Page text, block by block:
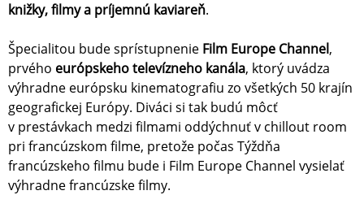
knižky, filmy a príjemnú kaviareň.
Špecialitou bude sprístupnenie Film Europe Channel,
prvého európskeho televízneho kanála, ktorý uvádza
výhradne európsku kinematografiu zo všetkých 50 krajín
geografickej Európy. Diváci si tak budú môcť
v prestávkach medzi filmami oddýchnuť v chillout room
pri francúzskom filme, pretože počas Týždňa
francúzskeho filmu bude i Film Europe Channel vysielať
výhradne francúzske filmy.